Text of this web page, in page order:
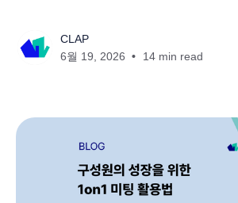
CLAP
6월 19, 2026
14 min read